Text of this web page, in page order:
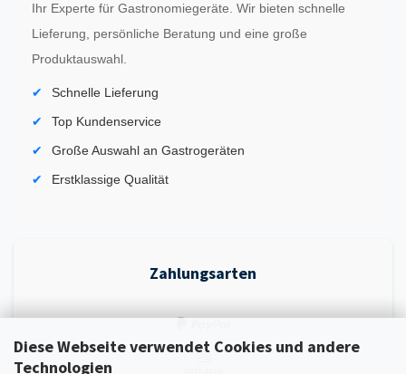
Diese Webseite verwendet Cookies und andere
Technologien
Ihr Experte für Gastronomiegeräte. Wir bieten schnelle
Lieferung, persönliche Beratung und eine große
Produktauswahl.
Schnelle Lieferung
Top Kundenservice
Große Auswahl an Gastrogeräten
Erstklassige Qualität
Zahlungsarten